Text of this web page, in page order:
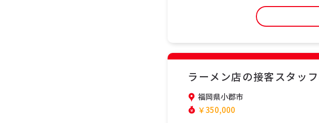
し、安心して働ける環境です。未経験
ら学べます。正社員として安定した雇
ラーメン店の接客スタッ
福岡県小郡市
￥350,000